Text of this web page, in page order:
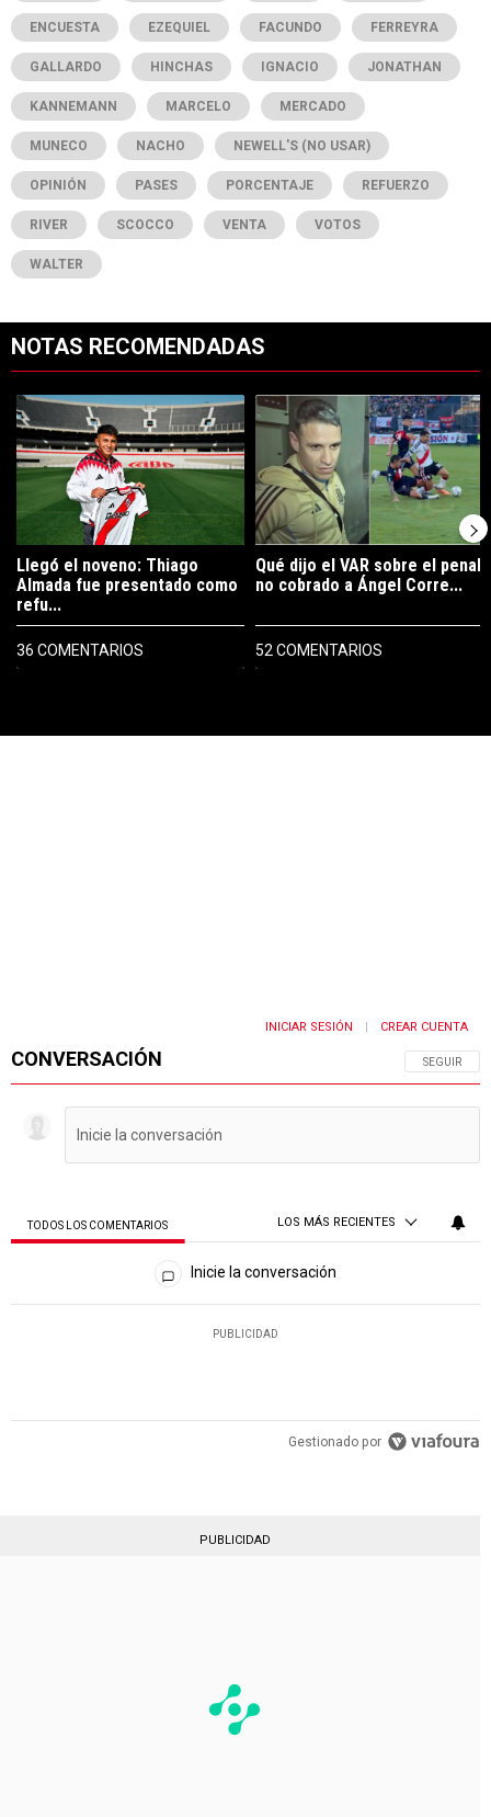
ENCUESTA EZEQUIEL FACUNDO FERREYRA
GALLARDO HINCHAS IGNACIO JONATHAN
KANNEMANN MARCELO MERCADO
MUNECO NACHO NEWELL'S (NO USAR)
OPINIÓN PASES PORCENTAJE REFUERZO
RIVER SCOCCO VENTA VOTOS
WALTER
NOTAS RECOMENDADAS
Un artículo de tendencia con el título "Llegó el noveno: Thiago
Llegó el noveno: Thiago
Almada fue presentado como
refu...
36 COMENTARIOS
Un artículo de tendencia con el
Qué dijo el VAR sobre el penal
no cobrado a Ángel Corre...
52 COMENTARIOS
CONVERSACIÓN SIGA ESTA
SEGUIR
INICIAR SESIÓN CREAR CUENTA
TODOS LOS COMENTARIOS LOS MÁS RECIENTES
Todos los comentarios
Inicie la conversación
PUBLICIDAD
Gestionado por
PUBLICIDAD